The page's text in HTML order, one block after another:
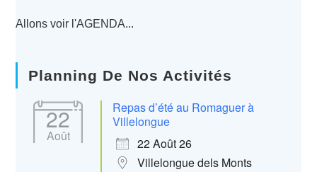
Allons voir l'AGENDA...
Planning De Nos Activités
22
Août
Repas d’été au Romaguer à
Villelongue
22 Août 26
Villelongue dels Monts